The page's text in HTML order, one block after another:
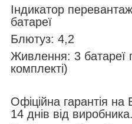
Індикатор
батареї
Блютуз: 4,2
Живлення: 3
комплекті)
Офіційна гарантія
14 днів від виробника.